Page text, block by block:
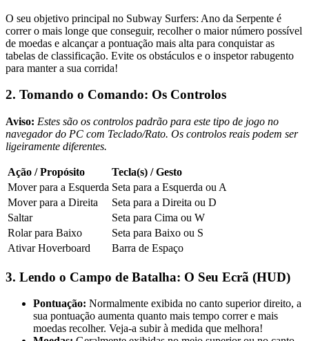
O seu objetivo principal no Subway Surfers: Ano da Serpente é
correr o mais longe que conseguir, recolher o maior número possível
de moedas e alcançar a pontuação mais alta para conquistar as
tabelas de classificação. Evite os obstáculos e o inspetor rabugento
para manter a sua corrida!
2. Tomando o Comando: Os Controlos
Aviso: Estes são os controlos padrão para este tipo de jogo no
navegador do PC com Teclado/Rato. Os controlos reais podem ser
ligeiramente diferentes.
Ação / Propósito
Tecla(s) / Gesto
Mover para a Esquerda Seta para a Esquerda ou A
Mover para a Direita
Seta para a Direita ou D
Saltar
Seta para Cima ou W
Rolar para Baixo
Seta para Baixo ou S
Ativar Hoverboard
Barra de Espaço
3. Lendo o Campo de Batalha: O Seu Ecrã (HUD)
Pontuação: Normalmente exibida no canto superior direito, a
sua pontuação aumenta quanto mais tempo correr e mais
moedas recolher. Veja-a subir à medida que melhora!